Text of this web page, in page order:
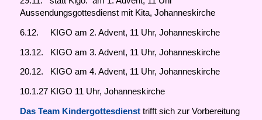
Aussendungsgottesdienst mit Kita, Johanneskirche
6.12. KIGO am 2. Advent, 11 Uhr, Johanneskirche
13.12. KIGO am 3. Advent, 11 Uhr, Johanneskirche
20.12. KIGO am 4. Advent, 11 Uhr, Johanneskirche
10.1.27 KIGO 11 Uhr, Johanneskirche
Das Team Kindergottesdiensttrifft sich zur Vorbereitung